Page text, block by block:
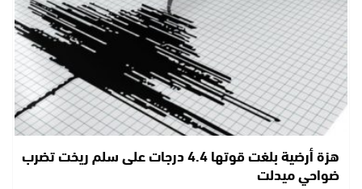
هزة أرضية بلغت قوتها 4.4 درجات على سلم ريخت تضرب
ضواحي ميدلت